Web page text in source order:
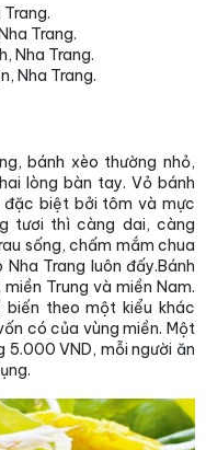
Trang.
Nha Trang.
Nha Trang.
bánh xèo thường nhỏ,
lòng bàn tay. Vỏ bánh
đặc biệt bởi tôm và mực
tươi thì càng dai, càng
sống, chấm mắm chua
Trang luôn đấy.Bánh
Trung và miền Nam.
theo một kiểu khác
có của vùng miền. Một
5.000 VND, mỗi người ăn